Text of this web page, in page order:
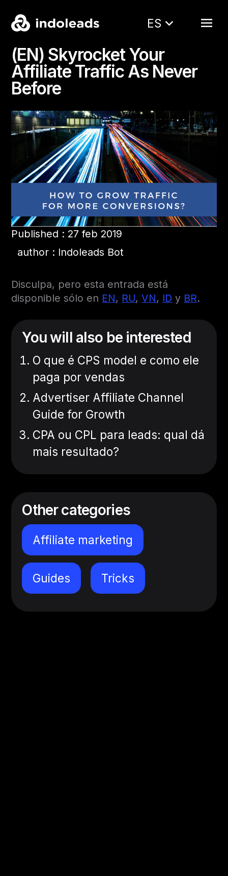
ES
(EN) Skyrocket Your
Affiliate Traffic As Never
Before
Published : 27 feb 2019
author : Indoleads Bot
Disculpa, pero esta entrada está
disponible sólo en EN, RU,VN, ID y BR.
You will also be interested
O que é CPS model e como ele
paga por vendas
Advertiser Affiliate Channel
Guide for Growth
CPA ou CPL para leads: qual dá
mais resultado?
Other categories
Affiliate marketing
Guides Tricks